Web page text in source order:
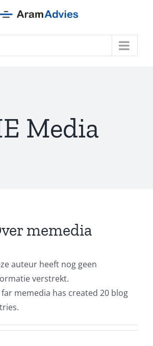
Media
memedia
auteur heeft nog geen
verstrekt.
far memedia has created 20 blog